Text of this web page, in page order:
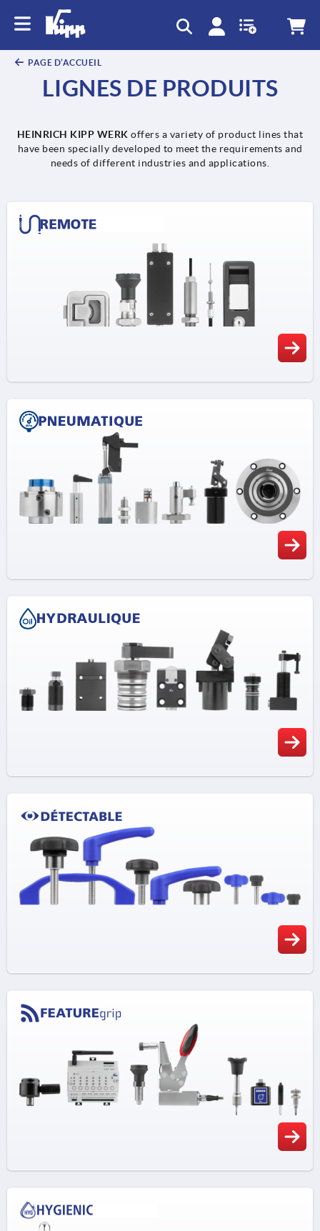
PAGE D’ACCUEIL
LIGNES DE PRODUITS
HEINRICH KIPP WERK offers a variety of product lines that
have been specially developed to meet the requirements and
needs of different industries and applications.